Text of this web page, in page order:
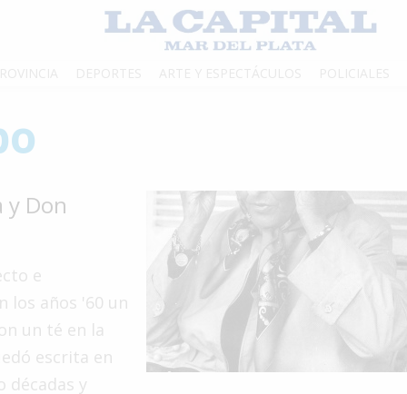
y Don
e
los años '60 un
un té en la
escrita en
décadas y